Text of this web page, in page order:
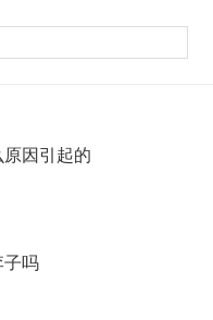
因引起的
吗